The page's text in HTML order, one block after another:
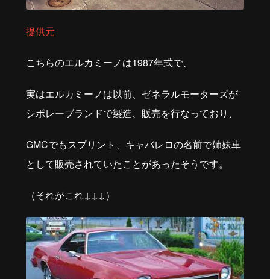
提供元
こちらのエルカミーノは1987年式で、
実はエルカミーノは以前、ゼネラルモーターズが
シボレーブランドで製造、販売を行なっており、
GMCでもスプリント、キャバレロの名前で姉妹車
として販売されていたことがあったそうです。
（それがこれ↓↓↓）